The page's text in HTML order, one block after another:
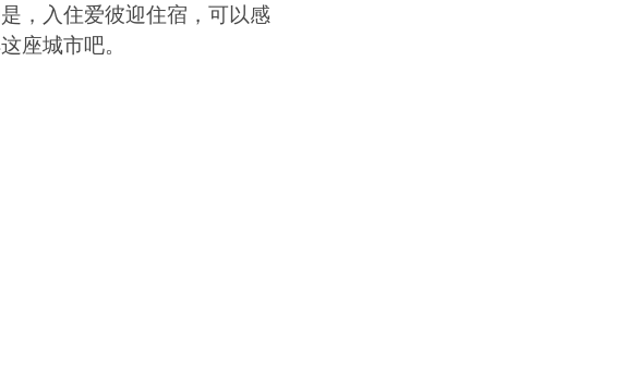
，入住爱彼迎住宿，可以感
座城市吧。